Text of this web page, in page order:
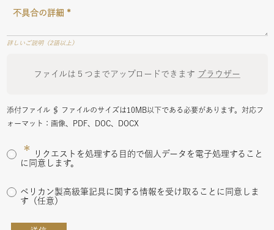
詳しいご説明（2語以上）
ファイルは５つまでアップロードできます ブラウザー
添付ファイル 🖇️ ファイルのサイズは10MB以下である必要があります。対応フ
ォーマット：画像、PDF、DOC、DOCX
*
リクエストを処理する目的で個人データを電子処理すること
に同意します。
ペリカン製高級筆記具に関する情報を受け取ることに同意しま
す（任意）